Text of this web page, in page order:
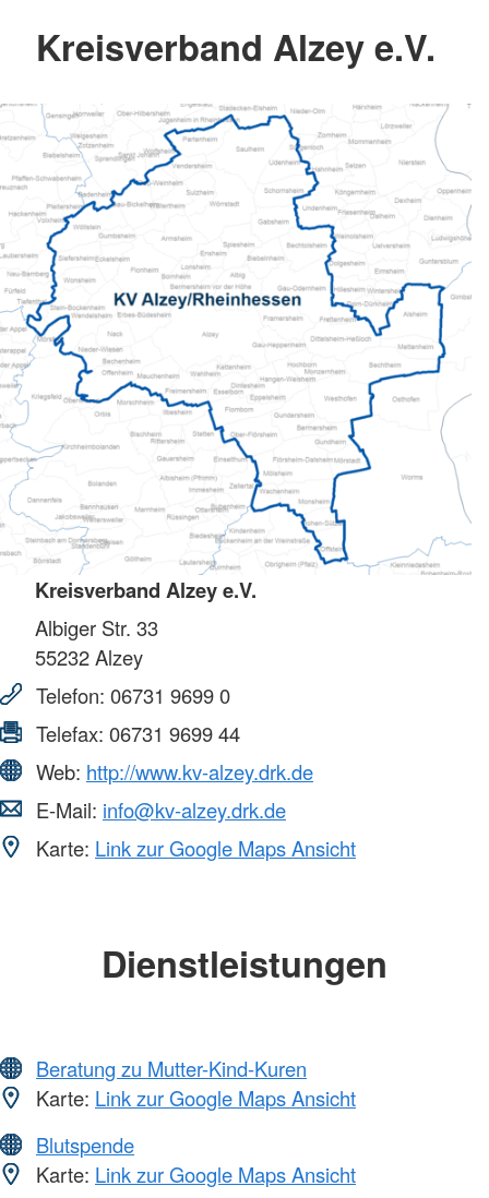
Kreisverband Alzey e.V.
Kreisverband Alzey e.V.
Albiger Str. 33
55232Alzey
Telefon: 06731 9699 0
Telefax: 06731 9699 44
Web: http://www.kv-alzey.drk.de
E-Mail: info@kv-alzey.drk.de
Karte: Link zur Google Maps Ansicht
Dienstleistungen
Beratung zu Mutter-Kind-Kuren
Karte: Link zur Google Maps Ansicht
Blutspende
Karte: Link zur Google Maps Ansicht